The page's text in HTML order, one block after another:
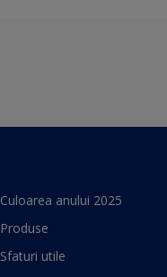
Culoarea anului 2025
Produse
Sfaturi utile